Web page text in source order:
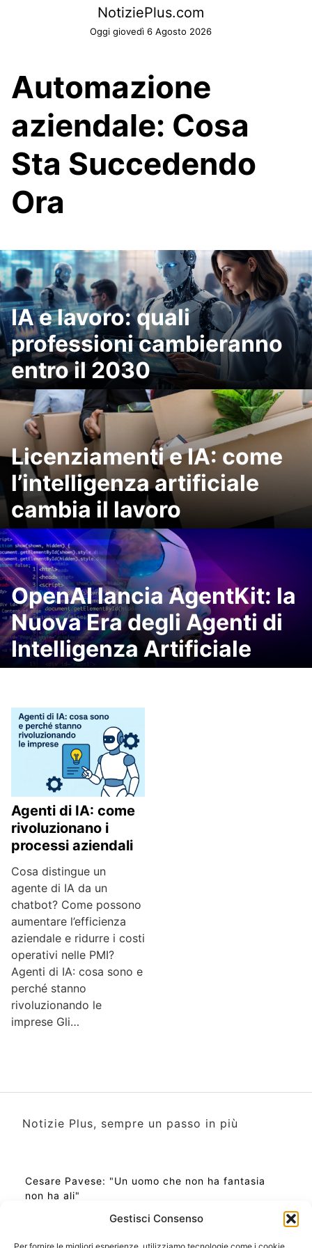
Gestisci Consenso
NotiziePlus.com
Oggi giovedì 6 Agosto 2026
Automazione
aziendale: Cosa
Sta Succedendo
Ora
IA e lavoro: quali
professioni cambieranno
entro il 2030
Licenziamenti e IA: come
l’intelligenza artificiale
cambia il lavoro
OpenAI lancia AgentKit: la
Nuova Era degli Agenti di
Intelligenza Artificiale
Agenti di IA: come
rivoluzionano i
processi aziendali
Cosa distingue un
agente di IA da un
chatbot? Come possono
aumentare l’efficienza
aziendale e ridurre i costi
operativi nelle PMI?
Agenti di IA: cosa sono e
perché stanno
rivoluzionando le
imprese Gli…
Notizie Plus, sempre un passo in più
Cesare Pavese: "Un uomo che non ha fantasia
non ha ali"